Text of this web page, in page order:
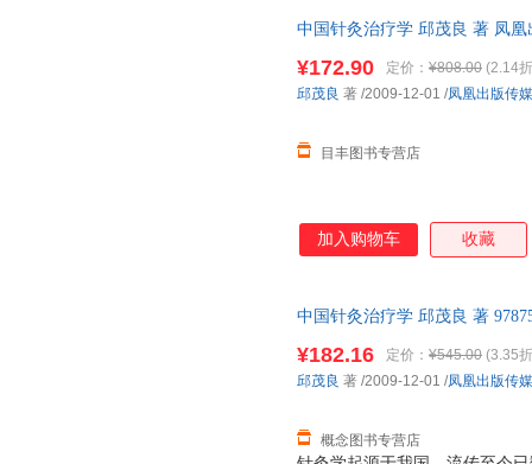
力求理、法、方、穴之完整性
参考应用。
中国针灸治疗学 邱茂良 著 凤
¥172.90 定价： ¥808.00 (2.14
目丰图书专营店
邱茂良 著 /2009-12-01 /凤凰出版传
加入购物车 收藏
中国针灸治疗学 邱茂良 著
¥182.16 定价： ¥545.00 (3.35
概念图书专营店
邱茂良 著 /2009-12-01 /凤凰出版传